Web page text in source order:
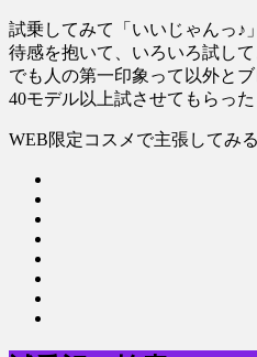
試乗してみて「いいじゃんっ♪
待感を抱いて、いろいろ試して
でも人の第一印象って以外と
40モデル以上試させてもらっ
WEB限定コスメで主張してみ